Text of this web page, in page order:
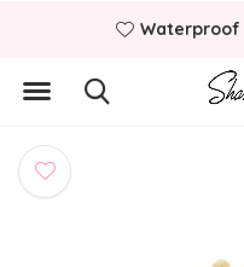
Waterproof